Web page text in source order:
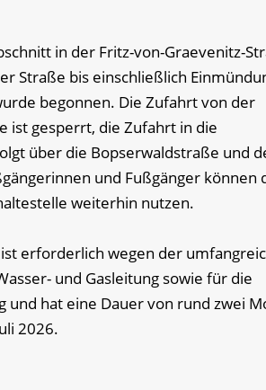
in der Fritz-von-Graevenitz-
Straße bis einschließlich
begonnen. Die Zufahrt von der
ist gesperrt, die Zufahrt in die
über die Bopserwaldstraße und
und Fußgänger können
weiterhin nutzen.
erforderlich wegen der
und Gasleitung sowie für die
und hat eine Dauer von rund zwei
2026.